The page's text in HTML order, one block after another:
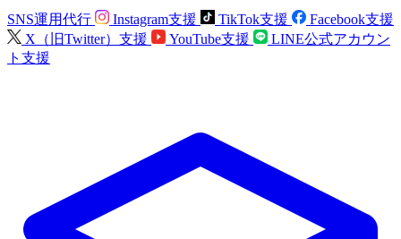
SNS運用代行 Instagram支援 TikTok支援
Facebook支援
X（旧Twitter）支援
YouTube支援
LINE公式アカウン
ト支援